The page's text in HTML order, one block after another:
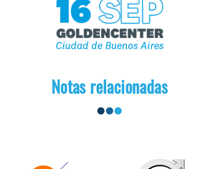
Notas relacionadas